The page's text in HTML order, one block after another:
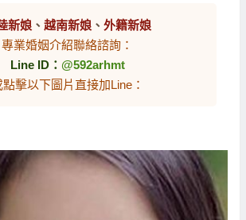
新娘、 越南新娘、 外籍新娘
專業婚姻介紹聯絡諮詢：
Line ID： @592arhmt
點擊以下圖片直接加Line：